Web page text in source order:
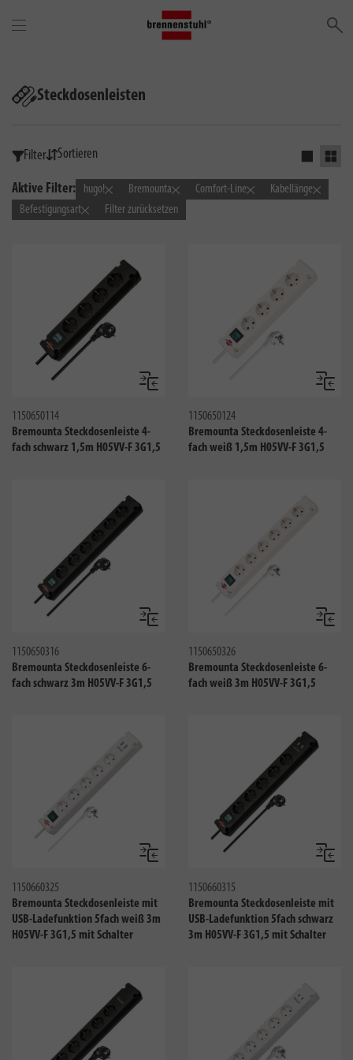
Steckdosenleisten
Filter Sortieren Einfaches
Grid
Aktive Filter:
hugo! Bremounta Comfort-Line
Kabellänge
Befestigungsart
Filter zurücksetzen
Vergleichen
1150650114
Bremounta Steckdosenleiste 4-
fach schwarz 1,5m H05VV-F 3G1,5
1150650124
Bremounta Steckdosenleiste 4-
fach weiß 1,5m H05VV-F 3G1,5
Vergleichen
1150650316
Bremounta Steckdosenleiste 6-
fach schwarz 3m H05VV-F 3G1,5
1150650326
Bremounta Steckdosenleiste 6-
fach weiß 3m H05VV-F 3G1,5
Vergleichen
1150660325
Bremounta Steckdosenleiste mit
USB-Ladefunktion 5fach weiß 3m
H05VV-F 3G1,5 mit Schalter
1150660315
Bremounta Steckdosenleiste mit
USB-Ladefunktion 5fach schwarz
3m H05VV-F 3G1,5 mit Schalter